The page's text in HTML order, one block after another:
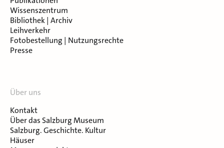
Wissenszentrum
Bibliothek | Archiv
Leihverkehr
Fotobestellung | Nutzungsrechte
Presse
Über uns
Kontakt
Über das Salzburg Museum
Salzburg. Geschichte. Kultur
Häuser